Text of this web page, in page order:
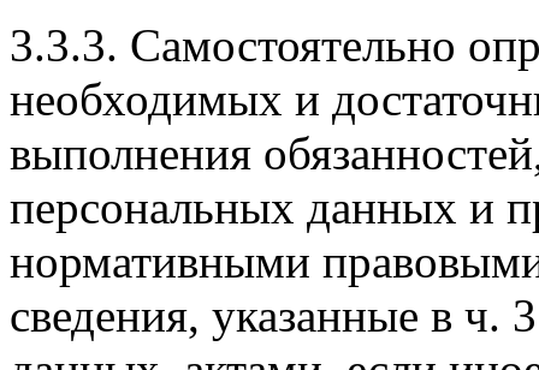
3.3.3. Самостоятельно
необходимых и
выполнения
персональных данных и
нормативными
сведения, указанные в ч.